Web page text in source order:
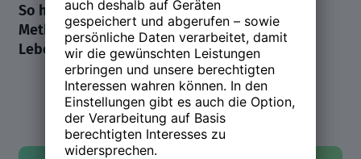
So hilft die Ikigai-
Methode, den Sinn im
Leben zu finden